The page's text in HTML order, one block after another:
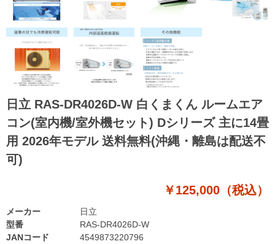
日立 RAS-DR4026D-W 白くまくん ルームエア
コン(室内機/室外機セット) Dシリーズ 主に14畳
用 2026年モデル 送料無料(沖縄・離島は配送不
可)
￥125,000（税込）
型番
RAS-DR4026D-W
JANコード
4549873220796
メーカー 日立